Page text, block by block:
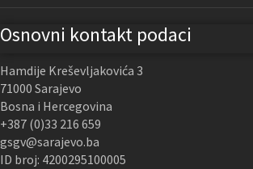
Osnovni kontakt podaci
Hamdije Kreševljakovića 3
71000 Sarajevo
Bosna i Hercegovina
+387 (0)33 216 659
gsgv@sarajevo.ba
ID broj: 4200295100005